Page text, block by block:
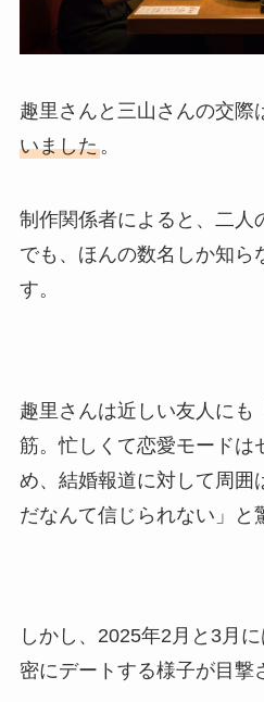
趣里さんと三山さんの交際
いました。
制作関係者によると、二人
でも、ほんの数名しか知ら
す。
趣里さんは近しい友人にも
筋。忙しくて恋愛モードは
め、結婚報道に対して周囲
だなんて信じられない」と
しかし、2025年2月と3月
密にデートする様子が目撃